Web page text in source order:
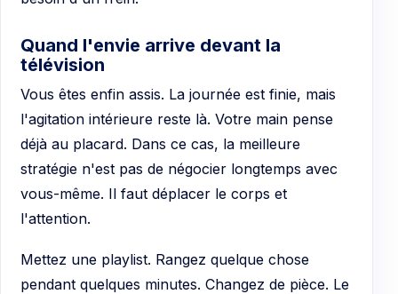
Quand l'envie arrive devant la
télévision
Vous êtes enfin assis. La journée est finie, mais
l'agitation intérieure reste là. Votre main pense
déjà au placard. Dans ce cas, la meilleure
stratégie n'est pas de négocier longtemps avec
vous-même. Il faut déplacer le corps et
l'attention.
Mettez une playlist. Rangez quelque chose
pendant quelques minutes. Changez de pièce. Le